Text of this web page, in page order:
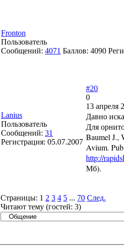
Fronton
Пользователь
Сообщений: 4071 Баллов: 4090
Lanius
Пользователь
Сообщений: 31
Регистрация: 05.07.2007
#20
0
13 апреля
Давно
Для
Baumel J.,
Avium.
http://
Мб).
Страницы: 1 2 3 4 5 ... 70 След.
Читают тему (гостей: 3)